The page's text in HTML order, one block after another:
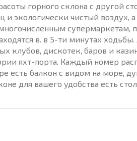
горного склона с другой
и экологически чистый воздух,
супермаркетам,
в. в 5-ти минутах
клубов, дискотек, баров и
яхт-порта. Каждый номер
есть балкон с видом на море,
для вашего удобства есть